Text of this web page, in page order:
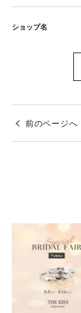
ショップ名
前のページへ